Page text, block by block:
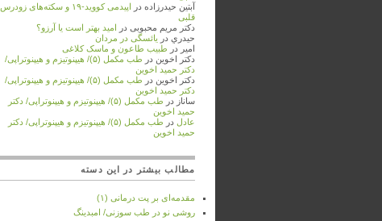
آبتین حیدرزاده در
اپیدمی کووید-۱۹ و سکته‌های زودرس
قلبی
دکتر مریم محبوبی در امید بهتر است یا آرزو؟
حيدري در یائسگی در مردان
امیر در طبیب طاعون و ماسک کلاغی
دکتر اخوین در
طب مکمل (۵)/ هیپنوتیزم و هیپنوتراپی/
دکتر حمید اخوین
دکتر اخوین در
طب مکمل (۵)/ هیپنوتیزم و هیپنوتراپی/
دکتر حمید اخوین
ساناز در
طب مکمل (۵)/ هیپنوتیزم و هیپنوتراپی/ دکتر
حمید اخوین
عادل در
طب مکمل (۵)/ هیپنوتیزم و هیپنوتراپی/ دکتر
حمید اخوین
مطالب بیشتر در این دسته
مقدمه‌ای بر پت درمانی (۱)
روشی نو در طب سوزنی/ امبدینگ